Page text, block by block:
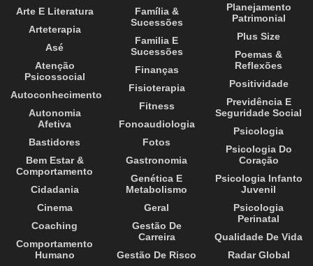
Arte E Literatura
Arteterapia
Asé
Atenção
Psicossocial
Autoconhecimento
Autonomia
Afetiva
Bastidores
Bem Estar &
Comportamento
Cidadania
Cinema
Coaching
Comportamento
Humano
Família &
Sucessões
Familia E
Sucessões
Finanças
Fisioterapia
Fitness
Fonoaudiologia
Fotos
Gastronomia
Genética E
Metabolismo
Geral
Gestão De
Carreira
Gestão De Risco
Planejamento
Patrimonial
Plus Size
Poemas &
Reflexões
Positividade
Previdência E
Seguridade Social
Psicologia
Psicologia Do
Coração
Psicologia Infanto
Juvenil
Psicologia
Perinatal
Qualidade De Vida
Radar Global